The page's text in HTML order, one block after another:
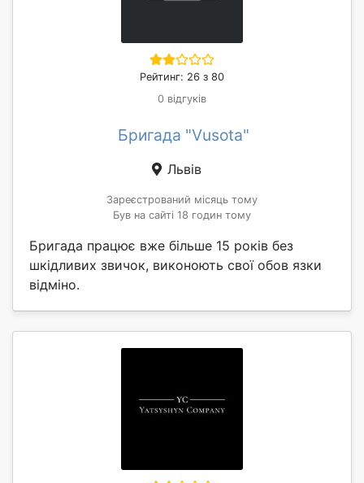
Рейтинг: 26 з 80
0 відгуків
Бригада "Vusota"
Львів
Зареєстрований місяць тому
Був на сайті 18 годин тому
Бригада працює вже більше 15 років без
шкідливих звичок, виконоють свої обов язки
відміно.